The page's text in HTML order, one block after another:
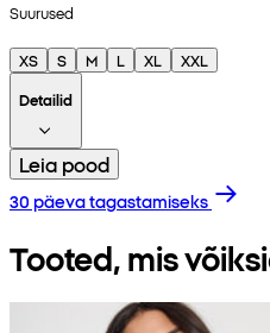
Suurused
XS S M L XL
XXL
Detailid
Leia pood
30 päeva tagastamiseks
Tooted, mis